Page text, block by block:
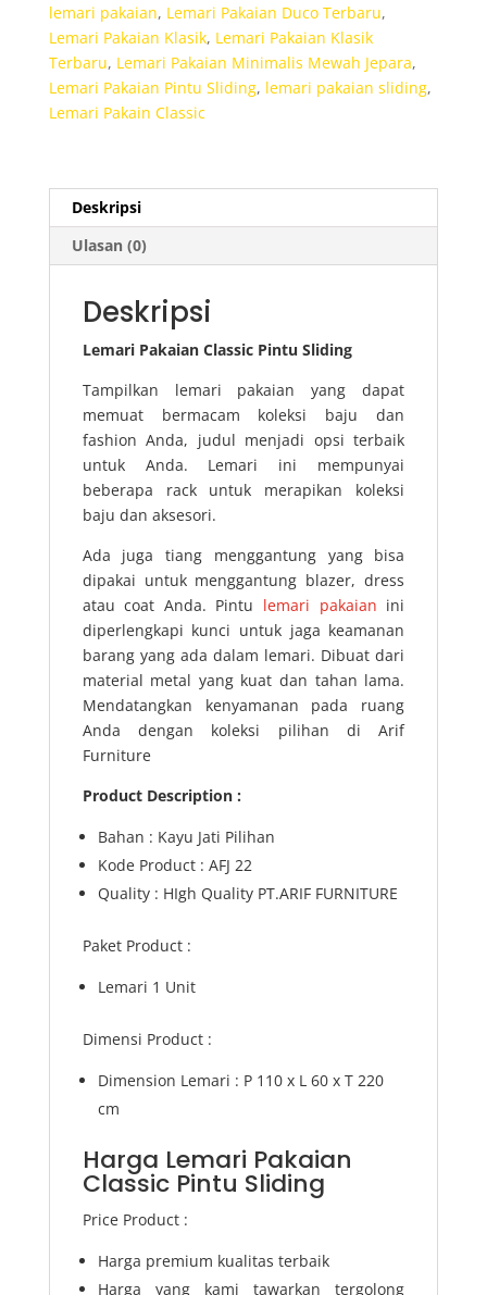
lemari pakaian, Lemari Pakaian Duco Terbaru,
Lemari Pakaian Klasik, Lemari Pakaian Klasik
Terbaru, Lemari Pakaian Minimalis Mewah Jepara,
Lemari Pakaian Pintu Sliding, lemari pakaian sliding,
Lemari Pakain Classic
Deskripsi
Ulasan (0)
Deskripsi
Lemari Pakaian Classic Pintu Sliding
Tampilkan lemari pakaian yang dapat
memuat bermacam koleksi baju dan
fashion Anda, judul menjadi opsi terbaik
untuk Anda. Lemari ini mempunyai
beberapa rack untuk merapikan koleksi
baju dan aksesori.
Ada juga tiang menggantung yang bisa
dipakai untuk menggantung blazer, dress
atau coat Anda. Pintu lemari pakaian ini
diperlengkapi kunci untuk jaga keamanan
barang yang ada dalam lemari. Dibuat dari
material metal yang kuat dan tahan lama.
Mendatangkan kenyamanan pada ruang
Anda dengan koleksi pilihan di Arif
Furniture
Product Description :
Bahan : Kayu Jati Pilihan
Kode Product : AFJ 22
Quality : HIgh Quality PT.ARIF FURNITURE
Paket Product :
Lemari 1 Unit
Dimensi Product :
Dimension Lemari : P 110 x L 60 x T 220
cm
Harga Lemari Pakaian
Classic Pintu Sliding
Price Product :
Harga premium kualitas terbaik
Harga yang kami tawarkan tergolong